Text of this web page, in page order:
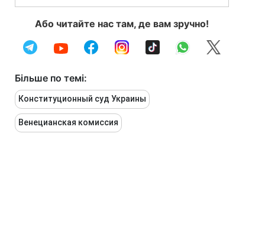
Або читайте нас там, де вам зручно!
Більше по темі:
Конституционный суд Украины
Венецианская комиссия